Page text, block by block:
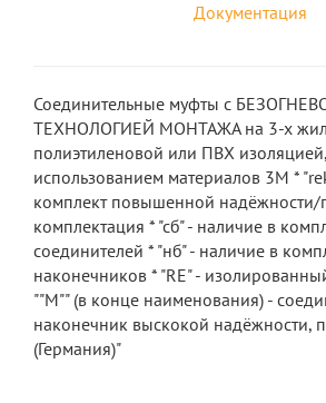
Документация
Соединительные муфты с
ТЕХНОЛОГИЕЙ МОНТАЖА на 3-х
полиэтиленовой или ПВХ
использованием материалов 3М *
комплект повышенной надёжности/
комплектация * "сб" - наличие в
соединителей * "нб" - наличие в
наконечников * "RE" -
""М"" (в конце наименования) -
наконечник выскокой надёжности,
(Германия)"